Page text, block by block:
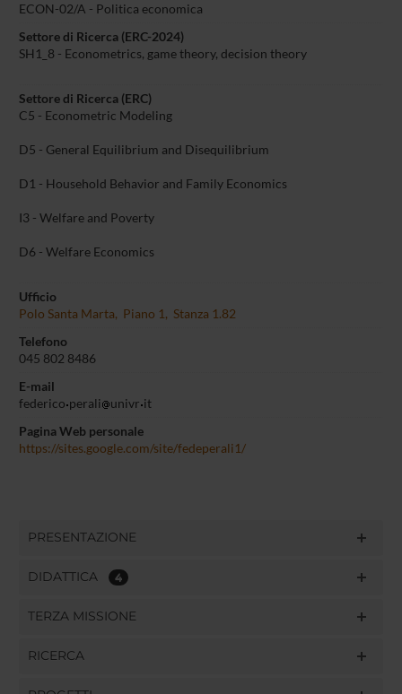
ECON-02/A - Politica economica
Settore di Ricerca (ERC-2024)
SH1_8 - Econometrics, game theory, decision theory
Settore di Ricerca (ERC)
C5 - Econometric Modeling
D5 - General Equilibrium and Disequilibrium
D1 - Household Behavior and Family Economics
I3 - Welfare and Poverty
D6 - Welfare Economics
Ufficio
Polo Santa Marta, Piano 1, Stanza 1.82
Telefono
045 802 8486
E-mail
federico perali univr it
Pagina Web personale
https://sites.google.com/site/fedeperali1/
PRESENTAZIONE
DIDATTICA 4
TERZA MISSIONE
RICERCA